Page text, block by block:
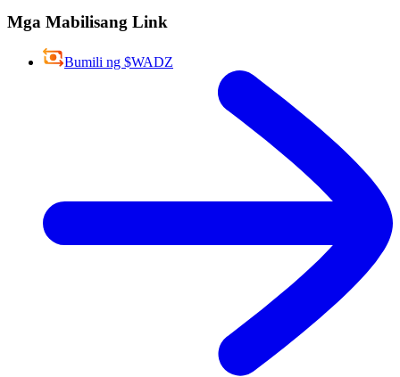
Mga Mabilisang Link
Bumili ng $WADZ